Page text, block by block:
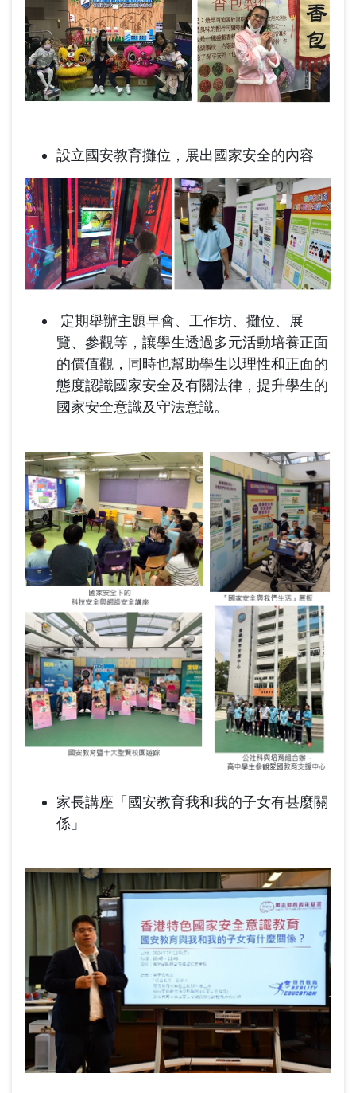
設立國安教育攤位，展出國家安全的內容
定期舉辦主題早會、工作坊、攤位、展
覽、參觀等，讓學生透過多元活動培養正面
的價值觀，同時也幫助學生以理性和正面的
態度認識國家安全及有關法律，提升學生的
國家安全意識及守法意識。
家長講座「國安教育我和我的子女有甚麼關
係」